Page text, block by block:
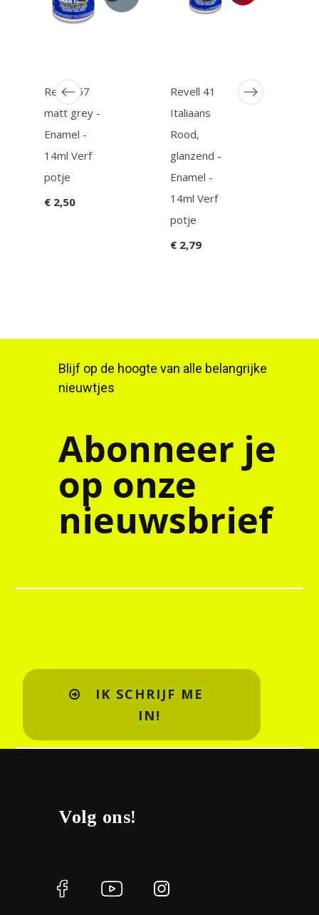
Revell 57
matt grey -
Enamel -
14ml Verf
potje
€ 2,50
Revell 41
Italiaans
Rood,
glanzend -
Enamel -
14ml Verf
potje
€ 2,79
Blijf op de hoogte van alle belangrijke
nieuwtjes
Abonneer je
op onze
nieuwsbrief
IK SCHRIJF ME
IN!
Volg ons!